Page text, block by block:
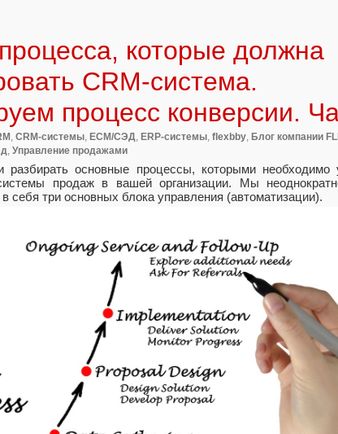
которые должна
CRM-система.
процесс конверсии.
, CRM-системы, ECM/СЭД, ERP-системы, flexbby, Блог компании
, Управление продажами
основные процессы, которыми необходимо
продаж в вашей организации. Мы
себя три основных блока управления (автоматизации).